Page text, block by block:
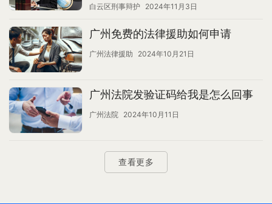
白云区刑事辩护 2024年11月3日
广州免费的法律援助如何申请
广州法律援助 2024年10月21日
广州法院发验证码给我是怎么回事
广州法院 2024年10月11日
查看更多